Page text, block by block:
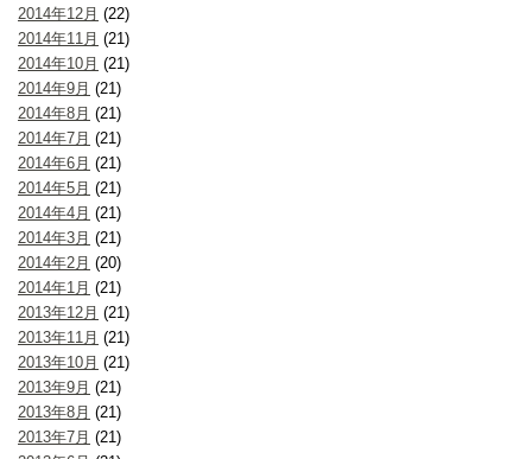
2014年12月 (22)
2014年11月 (21)
2014年10月 (21)
2014年9月 (21)
2014年8月 (21)
2014年7月 (21)
2014年6月 (21)
2014年5月 (21)
2014年4月 (21)
2014年3月 (21)
2014年2月 (20)
2014年1月 (21)
2013年12月 (21)
2013年11月 (21)
2013年10月 (21)
2013年9月 (21)
2013年8月 (21)
2013年7月 (21)